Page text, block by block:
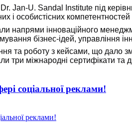
Dr. Jan-U. Sandal Institute під
і особистісних компетентностей
напрями інноваційного
бізнес-ідей, управління
та роботу з кейсами, що дало
три міжнародні сертифікати та
соціальної реклами!